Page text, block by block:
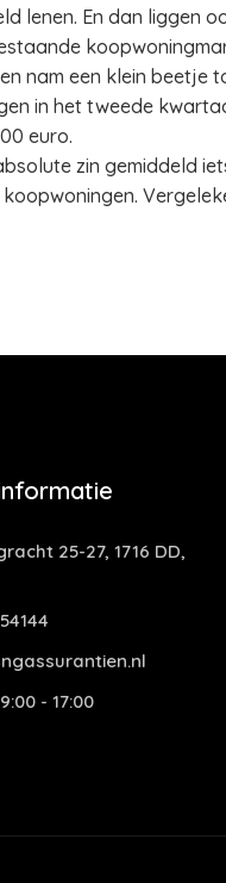
lenen. En dan liggen
nam een klein
in het tweede
euro.
zin gemiddeld
25-27, 1716 DD,
- 17:00